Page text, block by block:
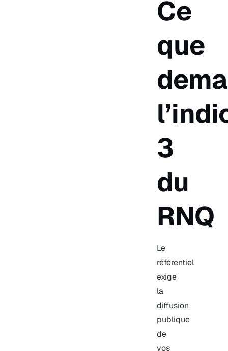
Ce
que
3
du
RNQ
Le
référentiel
exige
la
diffusion
publique
de
vos